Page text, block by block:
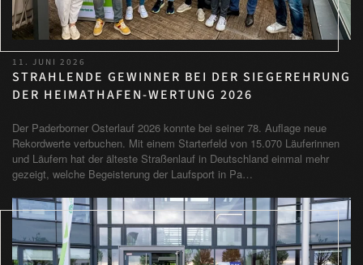
11. JUNI 2026
STRAHLENDE GEWINNER BEI DER SIEGEREHRUNG
DER HEIMATHAFEN-WERTUNG 2026
Der Paderborner Osterlauf 2026 konnte bei seiner 78. Auflage neue
Rekordwerte verbuchen. Mit einem Starterfeld von 15.070 Läuferinnen
und Läufern hat der älteste Straßenlauf in Deutschland einmal mehr
gezeigt, welche Begeisterung der Laufsport in Pa…